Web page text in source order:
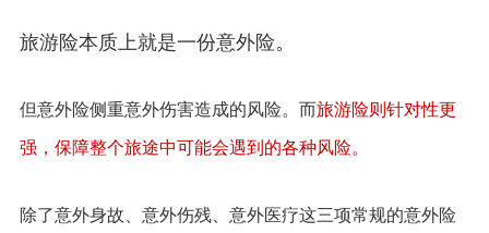
旅游险本质上就是一份意外险。
但意外险侧重意外伤害造成的风险。而旅游险则针对性更
强，保障整个旅途中可能会遇到的各种风险。
除了意外身故、意外伤残、意外医疗这三项常规的意外险